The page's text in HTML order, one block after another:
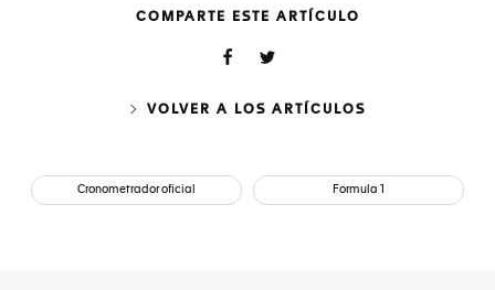
COMPARTE ESTE ARTÍCULO
VOLVER A LOS ARTÍCULOS
Cronometrador oficial Formula 1